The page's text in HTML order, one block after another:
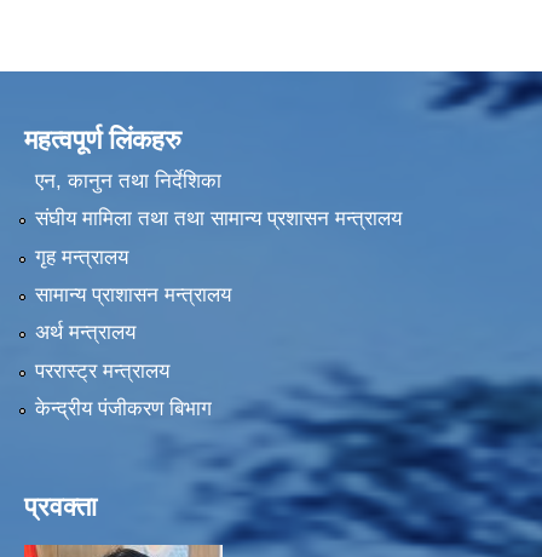
महत्वपूर्ण लिंकहरु
एन, कानुन तथा निर्देशिका
संघीय मामिला तथा तथा सामान्य प्रशासन मन्त्रालय
गृह मन्त्रालय
सामान्य प्राशासन मन्त्रालय
अर्थ मन्त्रालय
पररास्ट्र मन्त्रालय
केन्द्रीय पंजीकरण बिभाग
प्रवक्ता